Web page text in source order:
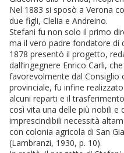
Nel 1883 si sposò a Verona
due figli, Clelia e Andreino.
Stefani fu non solo il primo
ma il vero padre fondatore di
1878 presentò il progetto,
dall’ingegnere Enrico Carli,
favorevolmente dal Consiglio
provinciale, fu infine
alcuni reparti e il
così vita una delle più nobili e
imprescindibili necessità
con colonia agricola di San
(Lambranzi, 1930, p. 10).